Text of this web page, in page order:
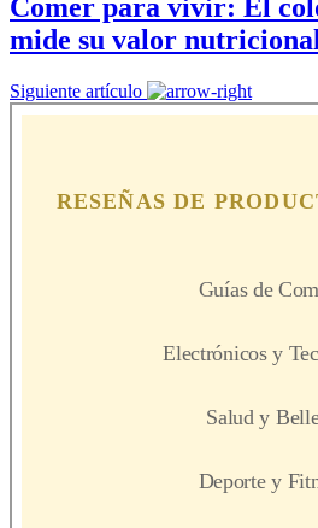
Comer para vivir: El
mide su valor nutricional
Siguiente artículo